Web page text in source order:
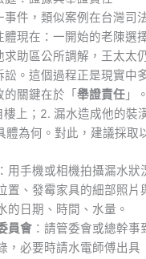
件，類似案例在台灣司
現在：一開始的老陳選
助區公所調解，王太太
訟。這個過程正是現實中
的關鍵在於「舉證責任 」
樓上；2. 漏水造成他的裝
為何。對此，建議採取
：用手機或相機拍攝漏水狀
置、發霉家具的細部照片
的日期、時間、水量。
員會 ：請管委會或總幹事
，必要時請水電師傅出具